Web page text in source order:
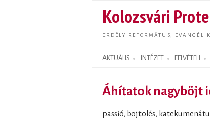
Kolozsvári
ERDÉLY REFORMÁTUS,
AKTUÁLIS INTÉZET FELVÉTELI
Search form
Áhítatok nagyböjt
passió, böjtölés,